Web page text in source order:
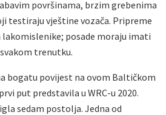
površinama, brzim grebenima
testiraju vještine vozača. Pripreme
lakomislenike; posade moraju imati
trenutku.
bogatu povijest na ovom Baltičkom
put predstavila u WRC-u 2020.
sedam postolja. Jedna od